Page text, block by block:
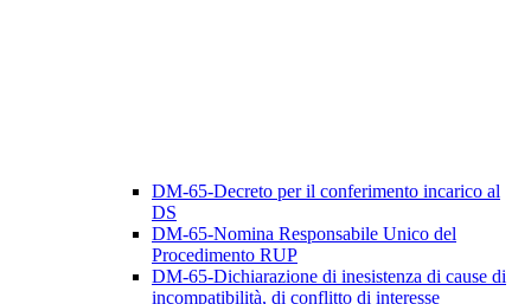
DM-65-Decreto per il conferimento incarico al
DS
DM-65-Nomina Responsabile Unico del
Procedimento RUP
DM-65-Dichiarazione di inesistenza di cause di
incompatibilità, di conflitto di interesse